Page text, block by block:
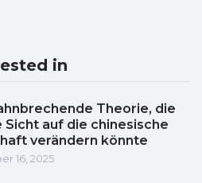
in
Theorie, die
Sicht auf die chinesische
verändern könnte
16, 2025